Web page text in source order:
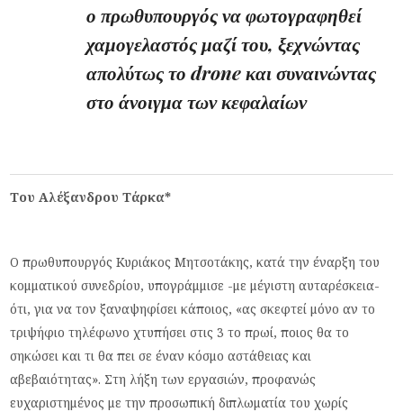
ο πρωθυπουργός να φωτογραφηθεί
χαμογελαστός μαζί του, ξεχνώντας
απολύτως το drone και συναινώντας
στο άνοιγμα των κεφαλαίων
Του Αλέξανδρου Τάρκα*
Ο πρωθυπουργός Κυριάκος Μητσοτάκης, κατά την έναρξη του
κομματικού συνεδρίου, υπογράμμισε -με μέγιστη αυταρέσκεια-
ότι, για να τον ξαναψηφίσει κάποιος, «ας σκεφτεί μόνο αν το
τριψήφιο τηλέφωνο χτυπήσει στις 3 το πρωί, ποιος θα το
σηκώσει και τι θα πει σε έναν κόσμο αστάθειας και
αβεβαιότητας». Στη λήξη των εργασιών, προφανώς
ευχαριστημένος με την προσωπική διπλωματία του χωρίς